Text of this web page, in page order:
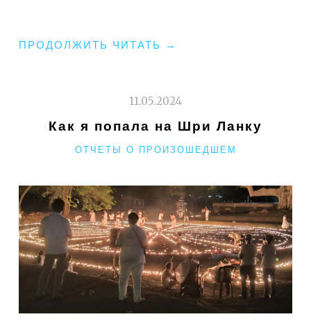
ПРОДОЛЖИТЬ ЧИТАТЬ "КАЛИФОРНИКЕЙШН"
→
11.05.2024
Как я попала на Шри Ланку
РУБРИКИ
ОТЧЕТЫ О ПРОИЗОШЕДШЕМ